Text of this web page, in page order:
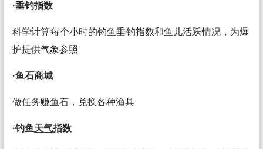
·垂钓指数
科学计算每个小时的钓鱼垂钓指数和鱼儿活跃情况，为爆
护提供气象参照
·鱼石商城
做任务赚鱼石，兑换各种渔具
·钓鱼天气指数